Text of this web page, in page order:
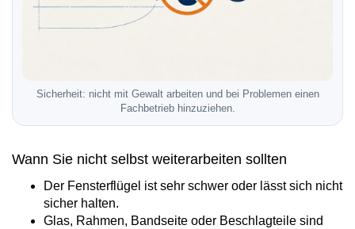
Sicherheit: nicht mit Gewalt arbeiten und bei Problemen einen
Fachbetrieb hinzuziehen.
Wann Sie nicht selbst weiterarbeiten sollten
Der Fensterflügel ist sehr schwer oder lässt sich nicht
sicher halten.
Glas, Rahmen, Bandseite oder Beschlagteile sind